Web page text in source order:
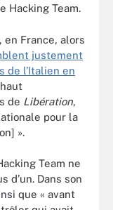
Hacking Team.
France, alors
justement
de l’Italien en
de Libération,
pour la
».
Team ne
d’un. Dans son
que « avant